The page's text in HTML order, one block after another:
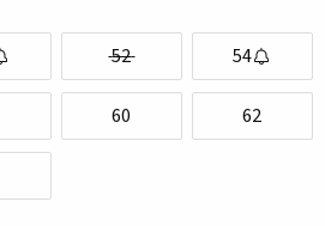
52 54
60 62